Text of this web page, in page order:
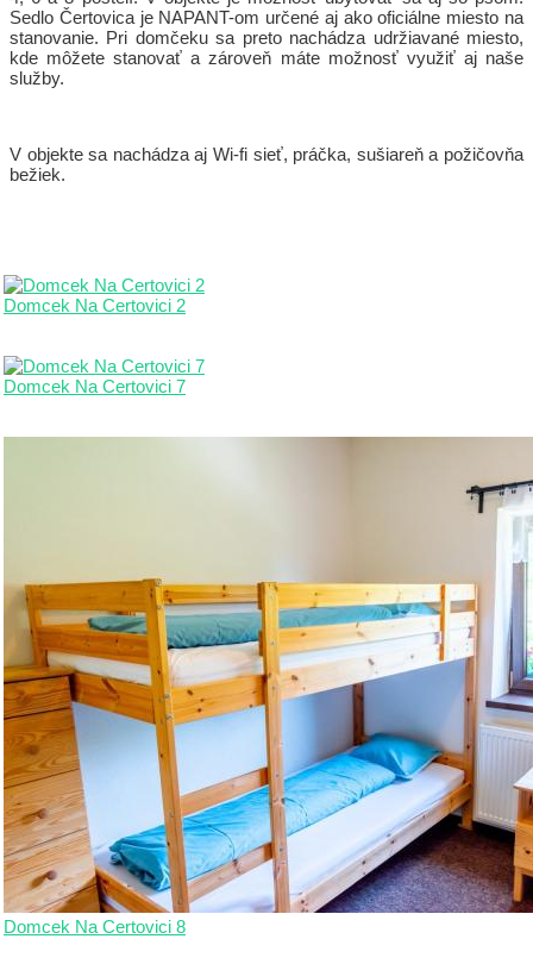
Sedlo Čertovica je NAPANT-om určené aj ako oficiálne miesto na
stanovanie. Pri domčeku sa preto nachádza udržiavané miesto,
kde môžete stanovať a zároveň máte možnosť využiť aj naše
služby.
V objekte sa nachádza aj Wi-fi sieť, práčka, sušiareň a požičovňa
bežiek.
Domcek Na Certovici 2
Domcek Na Certovici 7
Domcek Na Certovici 8